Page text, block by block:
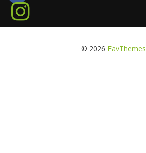
© 2026 FavThemes